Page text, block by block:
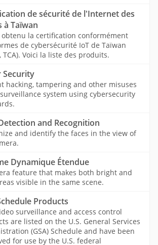
de sécurité de l'Internet des
à Taïwan
obtenu la certification conformément
de cybersécurité IoT de Taïwan
TCA). Voici la liste des produits.
Security
hacking, tampering and other misuses
system using cybersecurity
and Recognition
and identify the faces in the view of
Dynamique Étendue
feature that makes both bright and
visible in the same scene.
Products
surveillance and access control
are listed on the U.S. General Services
(GSA) Schedule and have been
for use by the U.S. federal